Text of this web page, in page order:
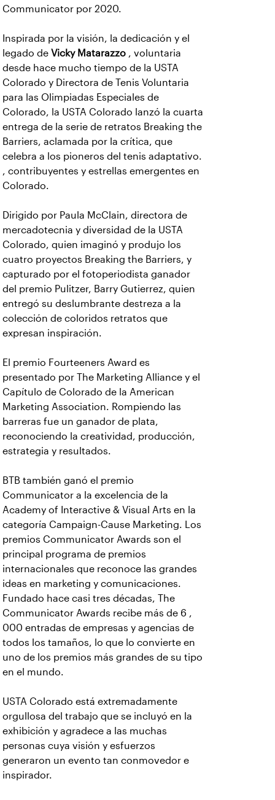
Communicator por 2020.
Inspirada por la visión, la dedicación y el
legado de Vicky Matarazzo , voluntaria
desde hace mucho tiempo de la USTA
Colorado y Directora de Tenis Voluntaria
para las Olimpiadas Especiales de
Colorado, la USTA Colorado lanzó la cuarta
entrega de la serie de retratos Breaking the
Barriers, aclamada por la crítica, que
celebra a los pioneros del tenis adaptativo.
, contribuyentes y estrellas emergentes en
Colorado.
Dirigido por Paula McClain, directora de
mercadotecnia y diversidad de la USTA
Colorado, quien imaginó y produjo los
cuatro proyectos Breaking the Barriers, y
capturado por el fotoperiodista ganador
del premio Pulitzer, Barry Gutierrez, quien
entregó su deslumbrante destreza a la
colección de coloridos retratos que
expresan inspiración.
El premio Fourteeners Award es
presentado por The Marketing Alliance y el
Capítulo de Colorado de la American
Marketing Association. Rompiendo las
barreras fue un ganador de plata,
reconociendo la creatividad, producción,
estrategia y resultados.
BTB también ganó el premio
Communicator a la excelencia de la
Academy of Interactive & Visual Arts en la
categoría Campaign-Cause Marketing. Los
premios Communicator Awards son el
principal programa de premios
internacionales que reconoce las grandes
ideas en marketing y comunicaciones.
Fundado hace casi tres décadas, The
Communicator Awards recibe más de 6 ,
000 entradas de empresas y agencias de
todos los tamaños, lo que lo convierte en
uno de los premios más grandes de su tipo
en el mundo.
USTA Colorado está extremadamente
orgullosa del trabajo que se incluyó en la
exhibición y agradece a las muchas
personas cuya visión y esfuerzos
generaron un evento tan conmovedor e
inspirador.